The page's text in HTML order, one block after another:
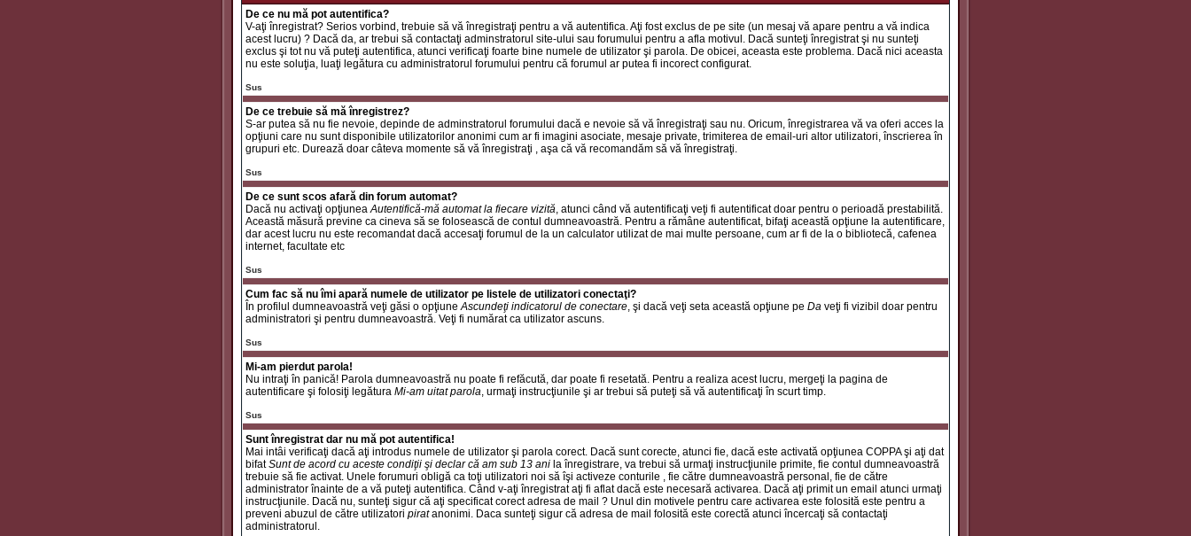
De ce nu mă pot autentifica?
V-aţi înregistrat? Serios vorbind, trebuie să vă înregistraţi pentru a vă autentifica. Aţi fost exclus de pe site (un mesaj vă apare pentru a vă indica
acest lucru) ? Dacă da, ar trebui să contactaţi adminstratorul site-ului sau forumului pentru a afla motivul. Dacă sunteţi înregistrat şi nu sunteţi
exclus şi tot nu vă puteţi autentifica, atunci verificaţi foarte bine numele de utilizator şi parola. De obicei, aceasta este problema. Dacă nici aceasta
nu este soluţia, luaţi legătura cu administratorul forumului pentru că forumul ar putea fi incorect configurat.
Sus
De ce trebuie să mă înregistrez?
S-ar putea să nu fie nevoie, depinde de adminstratorul forumului dacă e nevoie să vă înregistraţi sau nu. Oricum, înregistrarea vă va oferi acces la
opţiuni care nu sunt disponibile utilizatorilor anonimi cum ar fi imagini asociate, mesaje private, trimiterea de email-uri altor utilizatori, înscrierea în
grupuri etc. Durează doar câteva momente să vă înregistraţi , aşa că vă recomandăm să vă înregistraţi.
Sus
De ce sunt scos afară din forum automat?
Dacă nu activaţi opţiuneaAutentifică-mă automat la fiecare vizită, atunci când vă autentificaţi veţi fi autentificat doar pentru o perioadă prestabilită.
Această măsură previne ca cineva să se folosească de contul dumneavoastră. Pentru a rămâne autentificat, bifaţi această opţiune la autentificare,
dar acest lucru nu este recomandat dacă accesaţi forumul de la un calculator utilizat de mai multe persoane, cum ar fi de la o bibliotecă, cafenea
internet, facultate etc
Sus
Cum fac să nu îmi apară numele de utilizator pe listele de utilizatori conectaţi?
În profilul dumneavoastră veţi găsi o opţiuneAscundeţi indicatorul de conectare, şi dacă veţi seta această opţiune pe Da veţi fi vizibil doar pentru
administratori şi pentru dumneavoastră. Veţi fi numărat ca utilizator ascuns.
Sus
Mi-am pierdut parola!
Nu intraţi în panică! Parola dumneavoastră nu poate fi refăcută, dar poate fi resetată. Pentru a realiza acest lucru, mergeţi la pagina de
autentificare şi folosiţi legătura Mi-am uitat parola, urmaţi instrucţiunile şi ar trebui să puteţi să vă autentificaţi în scurt timp.
Sus
Sunt înregistrat dar nu mă pot autentifica!
Mai intâi verificaţi dacă aţi introdus numele de utilizator şi parola corect. Dacă sunt corecte, atunci fie, dacă este activată opţiunea COPPA şi aţi dat
bifatSunt de acord cu aceste condiţii şi declar că am sub 13 ani la înregistrare, va trebui să urmaţi instrucţiunile primite, fie contul dumneavoastră
trebuie să fie activat. Unele forumuri obligă ca toţi utilizatori noi să îşi activeze conturile , fie către dumneavoastră personal, fie de către
administrator înainte de a vă puteţi autentifica. Când v-aţi înregistrat aţi fi aflat dacă este necesară activarea. Dacă aţi primit un email atunci urmaţi
instrucţiunile. Dacă nu, sunteţi sigur că aţi specificat corect adresa de mail ? Unul din motivele pentru care activarea este folosită este pentru a
preveni abuzul de către utilizatori piratanonimi. Daca sunteţi sigur că adresa de mail folosită este corectă atunci încercaţi să contactaţi
administratorul.